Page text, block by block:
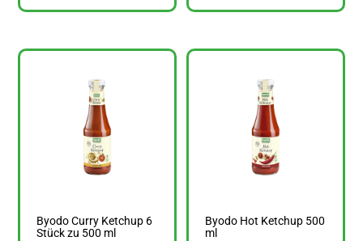
Byodo Curry Ketchup 6
Stück zu 500 ml
Byodo Hot Ketchup 500
ml